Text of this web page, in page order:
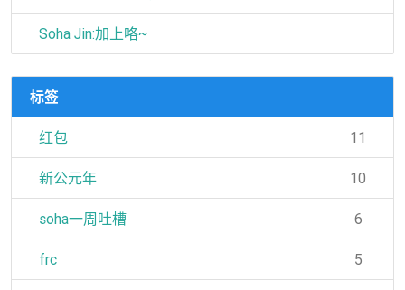
Soha Jin:加上咯~
标签
红包 11
新公元年 10
soha一周吐槽 6
frc 5